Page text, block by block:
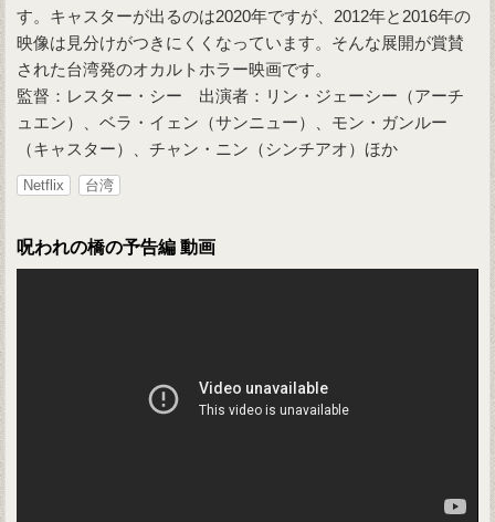
す。キャスターが出るのは2020年ですが、2012年と2016年の
映像は見分けがつきにくくなっています。そんな展開が賞賛
された台湾発のオカルトホラー映画です。
監督：レスター・シー 出演者：リン・ジェーシー（アーチ
ュエン）、ベラ・イェン（サンニュー）、モン・ガンルー
（キャスター）、チャン・ニン（シンチアオ）ほか
Netflix 台湾
呪われの橋の予告編 動画